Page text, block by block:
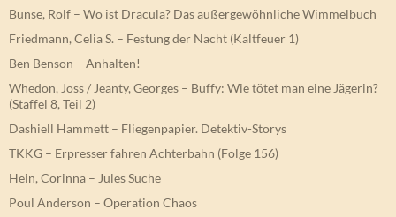
Bunse, Rolf – Wo ist Dracula? Das außergewöhnliche Wimmelbuch
Friedmann, Celia S. – Festung der Nacht (Kaltfeuer 1)
Ben Benson – Anhalten!
Whedon, Joss / Jeanty, Georges – Buffy: Wie tötet man eine Jägerin?
(Staffel 8, Teil 2)
Dashiell Hammett – Fliegenpapier. Detektiv-Storys
TKKG – Erpresser fahren Achterbahn (Folge 156)
Hein, Corinna – Jules Suche
Poul Anderson – Operation Chaos